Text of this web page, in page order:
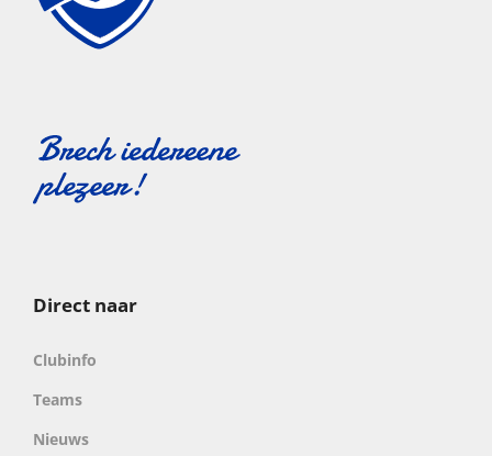
Direct naar
Clubinfo
Teams
Nieuws